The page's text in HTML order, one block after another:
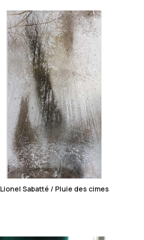
favorite_border
Lionel Sabatté / Pluie des cimes